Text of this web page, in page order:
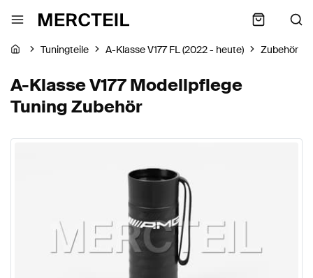
Tuningteile A-Klasse V177 FL (2022 - heute) Zubehör
A-Klasse V177 Modellpflege
Tuning Zubehör